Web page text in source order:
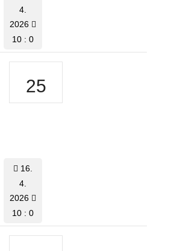
4.
2026
10 : 0
25
16.
4.
2026
10 : 0